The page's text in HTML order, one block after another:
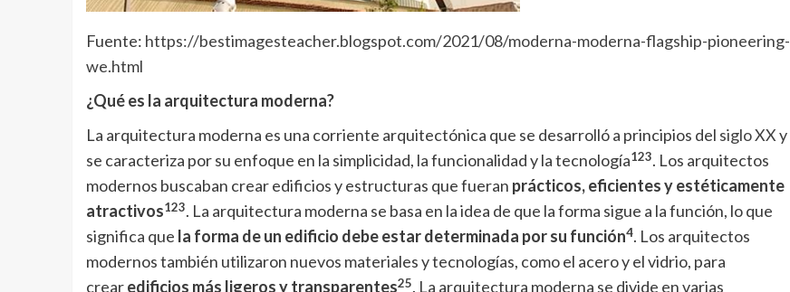
Fuente: https://bestimagesteacher.blogspot.com/2021/08/moderna-moderna-flagship-pioneering-
we.html
¿Qué es la arquitectura moderna?
La arquitectura moderna es una corriente arquitectónica que se desarrolló a principios del siglo XXy
se caracteriza por su enfoque en la simplicidad, la funcionalidad y la tecnología123. Los arquitectos
modernos buscaban crear edificios y estructuras que fueran prácticos, eficientes y estéticamente
atractivos123. La arquitectura moderna se basa en la idea de que la forma sigue a la función, lo que
significa que la forma de un edificio debe estar determinada por su función4. Los arquitectos
modernos también utilizaron nuevos materiales y tecnologías, como el acero y el vidrio, para
crearedificios más ligeros y transparentes25. La arquitectura moderna se divide en varias